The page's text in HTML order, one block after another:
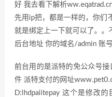
好 我去看下解析
先用ip把，都是一样的，你们
就是绑定上一下就可以了。。
后台地址 你的域名/admin 账
前台用的是派特的免公众号
件 派特支付的网址
D:lhdpaiitepay 这个是修改